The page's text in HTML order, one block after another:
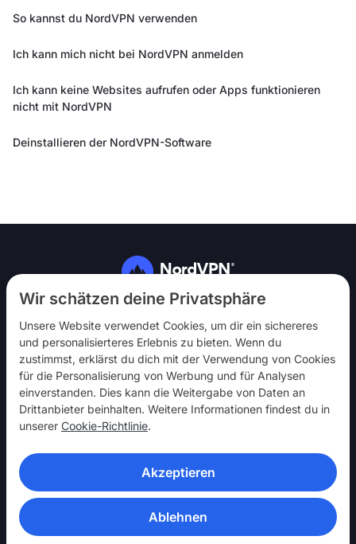
Wir schätzen deine Privatsphäre
Unsere Website verwendet Cookies, um dir ein sichereres
und personalisierteres Erlebnis zu bieten. Wenn du
zustimmst, erklärst du dich mit der Verwendung von Cookies
für die Personalisierung von Werbung und für Analysen
einverstanden. Dies kann die Weitergabe von Daten an
Drittanbieter beinhalten. Weitere Informationen findest du in
unserer Cookie-Richtlinie.
Akzeptieren
Ablehnen
So kannst du NordVPN verwenden
Ich kann mich nicht bei NordVPN anmelden
Ich kann keine Websites aufrufen oder Apps funktionieren
nicht mit NordVPN
Deinstallieren der NordVPN-Software
Folg uns
NordVPN
Mach mit
Hilfe
Entdecken
VPN-APPS